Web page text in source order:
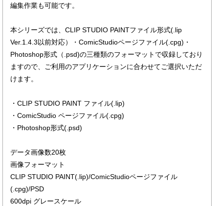
編集作業も可能です。
本シリーズでは、CLIP STUDIO PAINTファイル形式(.lip
Ver.1.4.3以前対応）・ComicStudioページファイル(.cpg)・
Photoshop形式（.psd)の三種類のフォーマットで収録しており
ますので、ご利用のアプリケーションに合わせてご選択いただ
けます。
・CLIP STUDIO PAINT ファイル(.lip)
・ComicStudio ページファイル(.cpg)
・Photoshop形式(.psd)
データ画像数20枚
画像フォーマット
CLIP STUDIO PAINT(.lip)/ComicStudioページファイル
(.cpg)/PSD
600dpi グレースケール